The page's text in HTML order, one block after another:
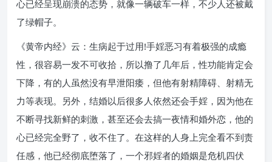
心已经呈现崩溃的态势，就像一辆破车一样，不少人还被戴
了绿帽子。
《黄帝内经》云：生病起于过用!手婬恶习有着极强的成瘾
性，很容易一发不可收拾，所以撸了几年后，性功能肯定会
下降，有的人虽然没有早泄阳痿，但他有射精障碍、射精无
力等表现。另外，结婚以后很多人依然还会手婬，因为他在
不断寻找新鲜的刺激，甚至还会去搞一夜情和婚外恋，他的
心已经完全野了，收不住了。在这样的人身上完全看不到责
任感，他已经彻底堕落了，一个邪婬者的婚姻是危机四伏